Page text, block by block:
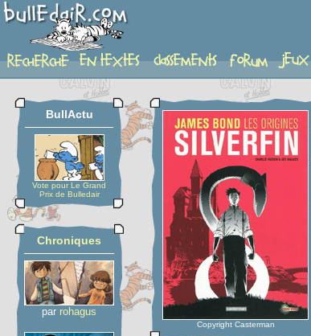
detail-etoiles
BullActu
Vote pour Le Grand
Prix de Bulledair
Chroniques
par rohagus
Copyright Casterman